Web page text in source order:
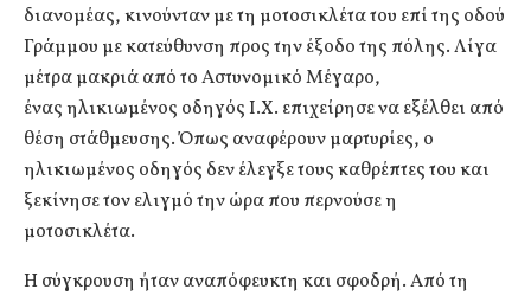
διανομέας, κινούνταν με τη μοτοσικλέτα του επί της οδού
Γράμμου με κατεύθυνση προς την έξοδο της πόλης. Λίγα
μέτρα μακριά από το Αστυνομικό Μέγαρο,
ένας ηλικιωμένος οδηγός Ι.Χ. επιχείρησε να εξέλθει από
θέση στάθμευσης. Όπως αναφέρουν μαρτυρίες, ο
ηλικιωμένος οδηγός δεν έλεγξε τους καθρέπτες του και
ξεκίνησε τον ελιγμό την ώρα που περνούσε η
μοτοσικλέτα.
Η σύγκρουση ήταν αναπόφευκτη και σφοδρή. Από τη